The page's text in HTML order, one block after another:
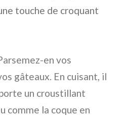
touche de croquant
en vos
gâteaux. En cuisant, il
un croustillant
comme la coque en